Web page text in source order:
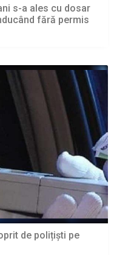
s-a ales cu dosar
fără permis
de polițiști pe